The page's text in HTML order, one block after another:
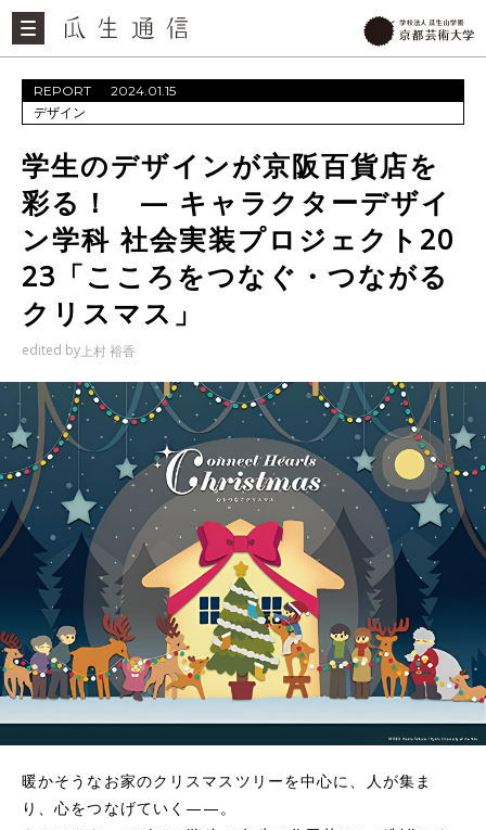
REPORT 2024.01.15
デザイン
学生のデザインが京阪百貨店を
彩る！ — キャラクターデザイ
ン学科 社会実装プロジェクト20
23「こころをつなぐ・つながる
クリスマス」
edited by 上村 裕香
暖かそうなお家のクリスマスツリーを中心に、人が集ま
り、心をつなげていく——。